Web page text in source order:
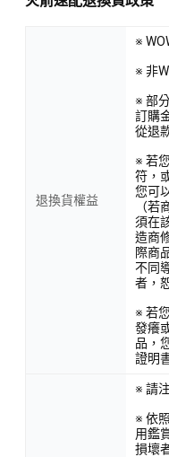
退換貨權益
※
※ 非
※ 部
訂購
從退
※ 若
符，
您可
（若
須在
造商
際商
不同
者，
※ 若
發癢
品，
證明
※ 請
※ 依
用鑑
損壞